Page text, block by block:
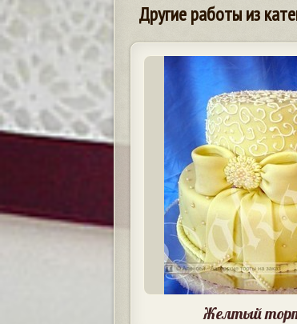
Другие работы из
Желтый